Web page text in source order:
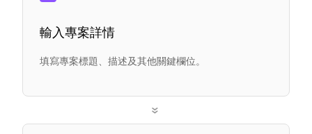
輸入專案詳情
填寫專案標題、描述及其他關鍵欄位。
»